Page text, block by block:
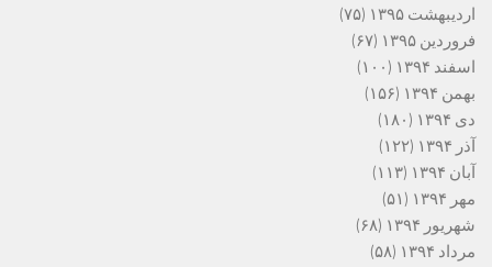
اردیبهشت ۱۳۹۵
(۷۵)
فروردین ۱۳۹۵
(۶۷)
اسفند ۱۳۹۴
(۱۰۰)
بهمن ۱۳۹۴
(۱۵۶)
دی ۱۳۹۴
(۱۸۰)
آذر ۱۳۹۴
(۱۲۲)
آبان ۱۳۹۴
(۱۱۳)
مهر ۱۳۹۴
(۵۱)
شهریور ۱۳۹۴
(۶۸)
مرداد ۱۳۹۴
(۵۸)